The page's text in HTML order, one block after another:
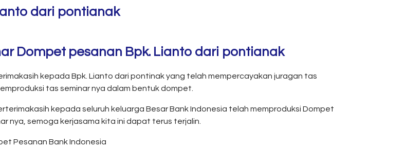
dari pontianak
Dompet pesanan Bpk. Lianto dari pontianak
kepada Bpk. Lianto dari pontinak yang telah mempercayakan juragan tas
tas seminar nya dalam bentuk dompet.
kepada seluruh keluarga Besar Bank Indonesia telah memproduksi Dompet
nya, semoga kerjasama kita ini dapat terus terjalin.
Pesanan Bank Indonesia